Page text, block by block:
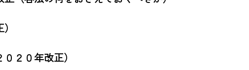
２０年改正）